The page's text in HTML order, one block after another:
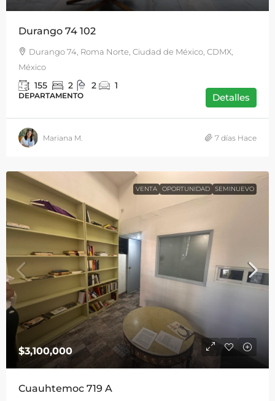
Durango 74 102
Durango 74, Roma Norte, Ciudad de México, CDMX,
México
155 2 2 1
DEPARTAMENTO Detalles
Mariana M. 7 días Hace
VENTA OPORTUNIDAD SEMINUEVO
$3,100,000
Cuauhtemoc 719 A